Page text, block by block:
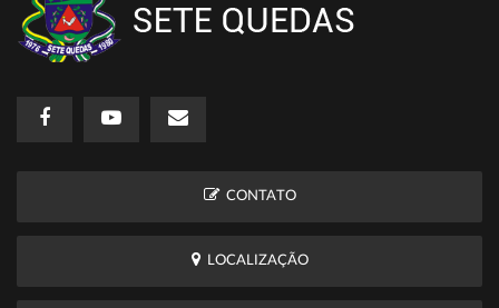
CONTATO
LOCALIZAÇÃO